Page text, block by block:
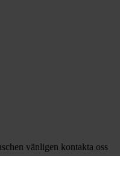
vänligen kontakta oss